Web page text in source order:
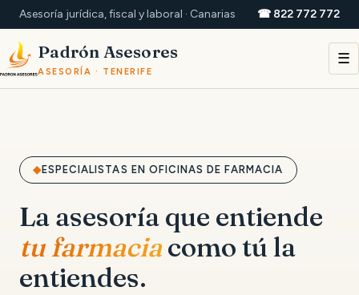
Asesoría jurídica, fiscal y laboral · Canarias ☎ 822 772 772
Padrón Asesores
ASESORÍA · TENERIFE
☰
ESPECIALISTAS EN OFICINAS DE FARMACIA
La asesoría que entiende
tu farmaciacomo tú la
entiendes.